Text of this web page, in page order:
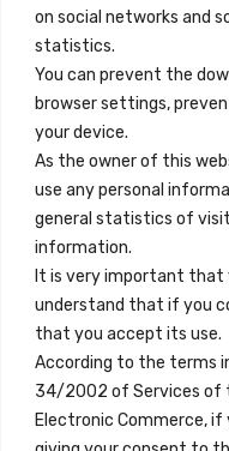
on social networks and
statistics.
You can prevent the
browser settings,
your device.
As the owner of this
use any personal
general statistics of
information.
It is very important that
understand that if you
that you accept its use.
According to the terms
34/2002 of Services of
Electronic Commerce, if
info@innfamily.com
Enlaces Rápidos
Contacto
Nota Legal
Términos y Condiciones
Política de Privacidad
Ver Alojamientos
Accesibilidad
Blog